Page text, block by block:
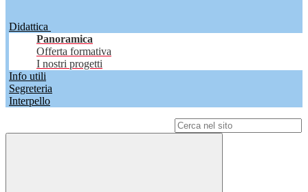
Didattica
Panoramica
Offerta formativa
I nostri progetti
Info utili
Segreteria
Interpello